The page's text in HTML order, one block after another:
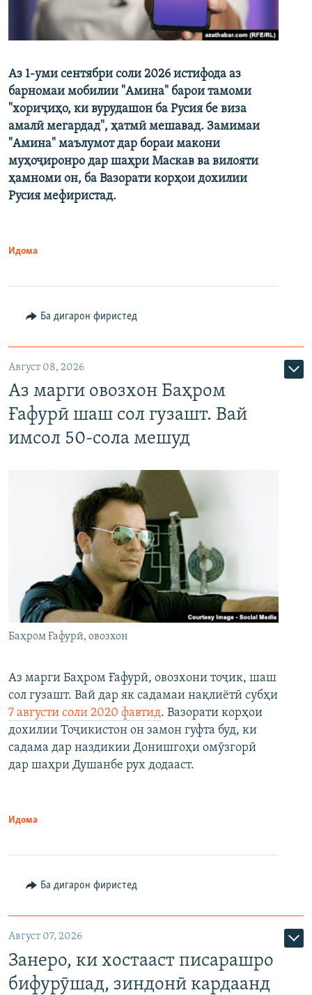
Аз 1-уми сентябри соли 2026 истифода аз
барномаи мобилии "Амина" барои тамоми
"хориҷиҳо, ки вурудашон ба Русия бе виза
амалӣ мегардад", ҳатмӣ мешавад. Замимаи
"Амина" маълумот дар бораи макони
муҳоҷиронро дар шаҳри Маскав ва вилояти
ҳамноми он, ба Вазорати корҳои дохилии
Русия мефиристад.
Идома
Ба дигарон фиристед
Август 08, 2026
Аз марги овозхон Баҳром
Ғафурӣ шаш сол гузашт. Вай
имсол 50-сола мешуд
Баҳром Ғафурӣ, овозхон
Аз марги Баҳром Ғафурӣ, овозхони тоҷик, шаш
сол гузашт. Вай дар як садамаи нақлиётӣ субҳи
7 августи соли 2020 фавтид. Вазорати корҳои
дохилии Тоҷикистон он замон гуфта буд, ки
садама дар наздикии Донишгоҳи омӯзгорӣ
дар шаҳри Душанбе рух додааст.
Идома
Ба дигарон фиристед
Август 07, 2026
Занеро, ки хостааст писарашро
бифурӯшад, зиндонӣ кардаанд